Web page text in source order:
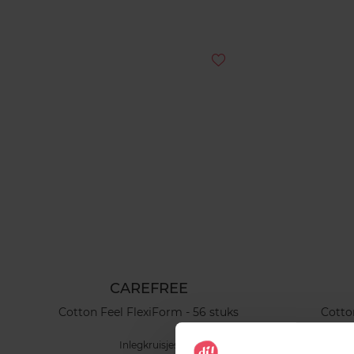
CAREFREE
Cotton Feel FlexiForm - 56 stuks
Inlegkruisjes